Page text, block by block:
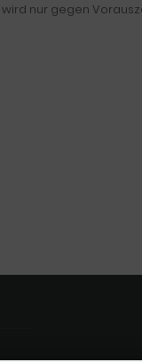
nur gegen